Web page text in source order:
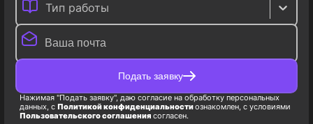
Тип работы
Подать заявку
Нажимая "Подать заявку", даю согласие на обработку персональных
данных, с Политикой конфиденциальностиознакомлен, с условиями
Пользовательского соглашения согласен.